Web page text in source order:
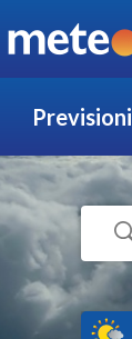
Previsioni